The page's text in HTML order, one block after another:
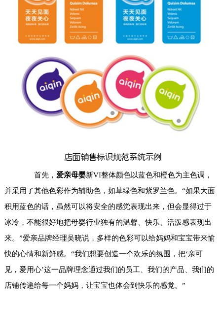
首先， 爱亲母婴新VI整体颜色以蓝色和橙色为主色调，
并采用了其他色彩作为辅助色，如草绿色和紫罗兰色。“如果大面
积用蓝色的话，虽然可以将安全的感觉表现出来，但会显得过于
冰冷，不能很好地把母婴行业独有的温馨、快乐、活泼感表现出
来。”爱亲品牌经理吴晓说，多样的色彩可以给妈妈和宝宝带来愉
快的心情和新鲜感。“我们想要创造一个欢乐的氛围，把‘亲可
见，爱用心’这一品牌理念通过我们的员工、我们的产品、我们的
店铺传递给每一个妈妈，让宝宝也体会到快乐的感觉。”